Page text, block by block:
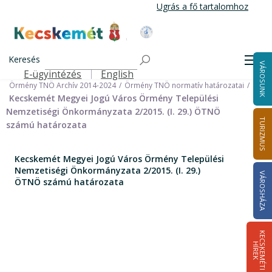
tartalomra
Ugrás a fő tartalomhoz
Kecskemét Város Honlapja
Keresés
Felső navigáció
E-ügyintézés English VÁROSUNK
TURIZMUS
VÁROSHÁZA
K
E
C
S
K
E
M
É
T
I
HÍ
R
E
K
Önkormányzat
Nemzetiségi Önkormányzatok
Örmény Települési Nemzetiségi Önkormányzat
Örmény TNÖ Archív 2014-2024
Örmény TNÖ normatív határozatai
Kecskemét Megyei Jogú Város Örmény Települési
Nemzetiségi Önkormányzata 2/2015. (I. 29.) ÖTNÖ
számú határozata
Kecskemét Megyei Jogú Város Örmény Települési
Nemzetiségi Önkormányzata 2/2015. (I. 29.)
ÖTNÖ számú határozata